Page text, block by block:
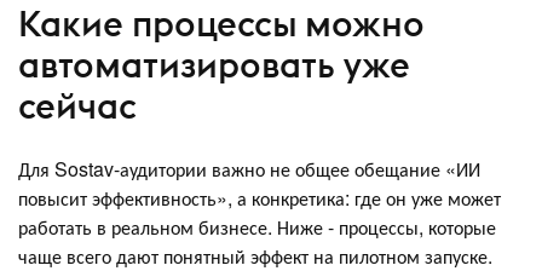
Какие процессы можно
автоматизировать уже
сейчас
Для Sostav-аудитории важно не общее обещание «ИИ
повысит эффективность», а конкретика: где он уже может
работать в реальном бизнесе. Ниже - процессы, которые
чаще всего дают понятный эффект на пилотном запуске.